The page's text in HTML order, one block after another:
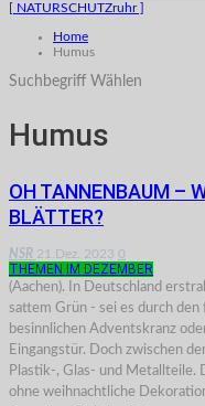
[ NATURSCHUTZruhr ]
Home
Humus
Suchbegriff Wählen
Humus
OH TANNENBAUM –
BLÄTTER?
NSR 21.Dez. 2023 0
THEMEN IM DEZEMBER
(Aachen). In Deutschland
sattem Grün - sei es durch
besinnlichen Adventskranz
Eingangstür. Doch zwischen
Plastik-, Glas- und Metallteile.
ohne weihnachtliche